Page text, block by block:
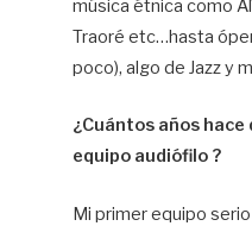
música étnica como
Traoré etc…hasta
poco), algo de Jazz y
¿Cuántos años
equipo audiófilo ?
Mi primer equipo